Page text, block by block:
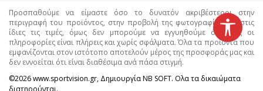
Προσπαθούμε να είμαστε όσο το δυνατόν ακριβέστεροι στην
περιγραφή του προϊόντος, στην προβολή της φωτογραφίας και στις
ίδιες τις τιμές, όμως δεν μπορούμε να εγγυηθούμε ότι όλες οι
πληροφορίες είναι πλήρεις και χωρίς σφάλματα. Όλα τα προϊόντα που
εμφανίζονται στον ιστότοπο αποτελούν μέρος της προσφοράς μας και
δεν εννοείται ότι είναι διαθέσιμα ανά πάσα στιγμή.
©2026www.sportvision.gr, ΔημιουργίαNB SOFT. Ολα τα δικαιώματα